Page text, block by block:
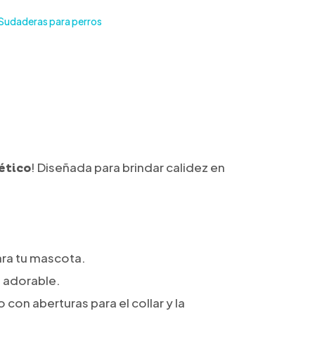
para perros
! Diseñada para brindar calidez en
tu mascota.
adorable.
aberturas para el collar y la